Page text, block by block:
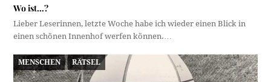
Wo ist…?
Lieber Leserinnen, letzte Woche habe ich wieder einen Blick in
einen schönen Innenhof werfen können.…
MENSCHEN RÄTSEL